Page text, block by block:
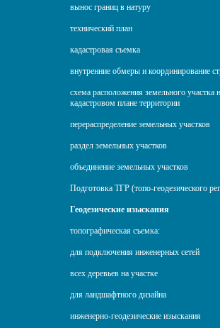
вынос границ в натуру
технический план
кадастровая съемка
внутренние обмеры и координирование
схема расположения земельного участка
кадастровом плане территории
перераспределение земельных участков
раздел земельных участков
объединение земельных участков
Подготовка ТГР (топо-геодезического
Геодезические изыскания
топографическая съемка:
для подключения инженерных сетей
всех деревьев на участке
для ландшафтного дизайна
инженерно-геодезические изыскания